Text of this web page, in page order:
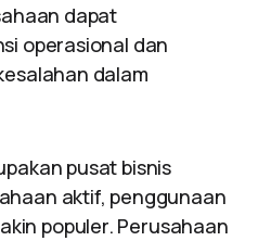
dapat
operasional dan
dalam
pusat bisnis
aktif, penggunaan
populer. Perusahaan